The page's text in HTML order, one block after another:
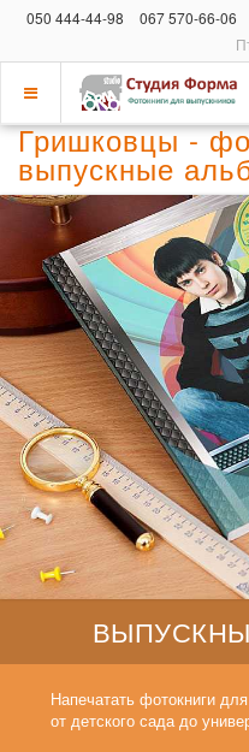
050 444-44-98 067 570-66-06
Показать
меню
Гришковцы -
выпускные
Напечатать фотокниги
от детского сада до